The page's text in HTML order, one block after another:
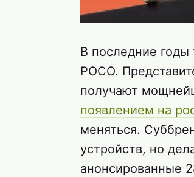
В последние годы
POCO.
получают
появлением на
меняться.
устройств, но
анонсированные